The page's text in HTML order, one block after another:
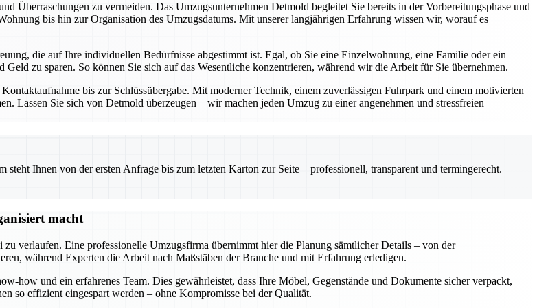
Überraschungen zu vermeiden. Das Umzugsunternehmen Detmold begleitet Sie bereits in der Vorbereitungsphase und
bis hin zur Organisation des Umzugsdatums. Mit unserer langjährigen Erfahrung wissen wir, worauf es
die auf Ihre individuellen Bedürfnisse abgestimmt ist. Egal, ob Sie eine Einzelwohnung, eine Familie oder ein
zu sparen. So können Sie sich auf das Wesentliche konzentrieren, während wir die Arbeit für Sie übernehmen.
bis zur Schlüssübergabe. Mit moderner Technik, einem zuverlässigen Fuhrpark und einem motivierten
Lassen Sie sich von Detmold überzeugen – wir machen jeden Umzug zu einer angenehmen und stressfreien
steht Ihnen von der ersten Anfrage bis zum letzten Karton zur Seite – professionell, transparent und termingerecht.
macht
verlaufen. Eine professionelle Umzugsfirma übernimmt hier die Planung sämtlicher Details – von der
während Experten die Arbeit nach Maßstäben der Branche und mit Erfahrung erledigen.
how und ein erfahrenes Team. Dies gewährleistet, dass Ihre Möbel, Gegenstände und Dokumente sicher verpackt,
so effizient eingespart werden – ohne Kompromisse bei der Qualität.